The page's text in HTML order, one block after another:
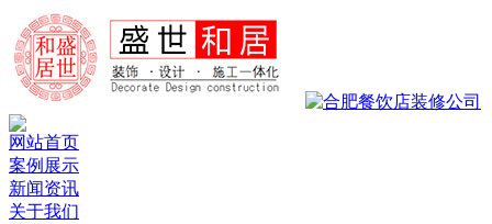
网站首页
案例展示
新闻资讯
关于我们